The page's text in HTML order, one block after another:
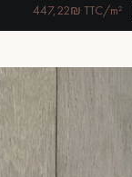
447,22₪ TTC/m²